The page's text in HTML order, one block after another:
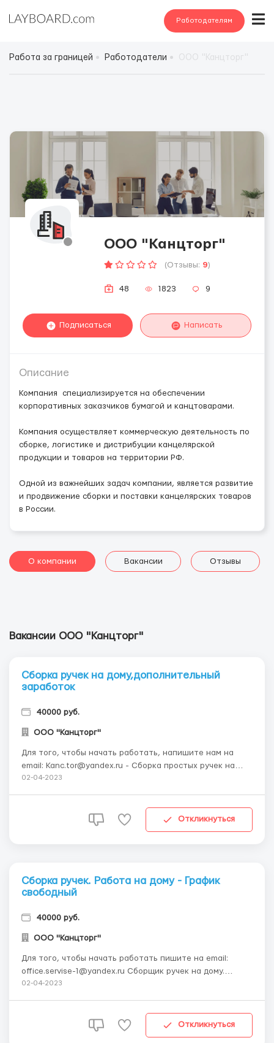
Работодателям
Работа за границей Работодатели
ООО "Канцторг"
(Отзывы: 9)
48 1823 9
Подписаться Написать
Описание
Компания специализируется на обеспечении
корпоративных заказчиков бумагой и канцтоварами.
Компания осуществляет коммерческую деятельность по
сборке, логистике и дистрибуции канцелярской
продукции и товаров на территории РФ.
Одной из важнейших задач компании, является развитие
и продвижение сборки и поставки канцелярских товаров
в России.
О компании Вакансии Отзывы
Вакансии ООО "Канцторг"
Сборка ручек на дому,дополнительный
заработок
40000 руб.
ООО "Канцторг"
Для того, чтобы начать работать, напишите нам на
email: Kanc.tor@yandex.ru - Сборка простых ручек на
дому. - Проверка всех деталей. - Упаковка изделий по
000 до 60. 000руб в месяц. - Еженед...
02-04-2023
Откликнуться
Сборка ручек. Работа на дому - График
свободный
40000 руб.
ООО "Канцторг"
Для того, чтобы начать работать пишите на email:
office.servise-1@yandex.ru Сборщик ручек на дому.
Требования: Сборка простых, шариковых ручек на дому.
зависимости от собранного количества готовых
02-04-2023
Откликнуться